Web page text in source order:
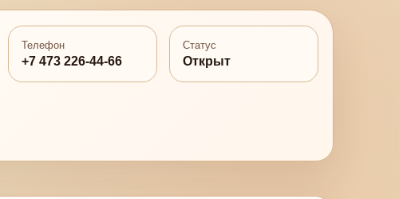
Телефон
+7 473 226-44-66
Статус
Открыт